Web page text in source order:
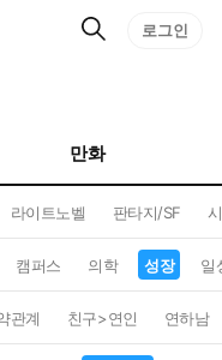
검
로그인
만화
라이트노벨 판타지/SF
캠퍼스 의학 성장 일
관계 친구>연인 연하남